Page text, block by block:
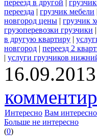
переезд в другой |
переезда | грузчик мебели
новгород цены | грузчик
грузоперевозки грузчики |
в другую квартиру |
новгород | переезд 2
| услуги грузчиков
Интересно Вам интересно
Больше не интересно
(0)